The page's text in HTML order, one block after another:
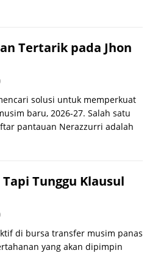
Tertarik pada Jhon
solusi untuk memperkuat
baru, 2026-27. Salah satu
pantauan Nerazzurri adalah
Tunggu Klausul
di bursa transfer musim panas
yang akan dipimpin